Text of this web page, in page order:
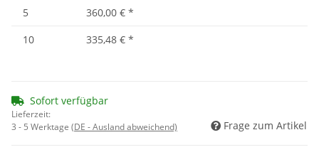
5 360,00 € *
10
335,48 € *
Sofort verfügbar
Lieferzeit:
3 - 5 Werktage (DE - Ausland abweichend) Frage zum Artikel